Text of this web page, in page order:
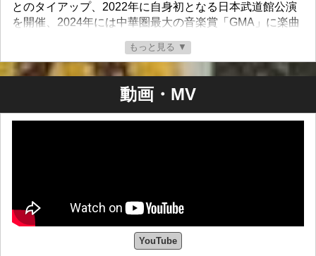
とのタイアップ、2022年に自身初となる日本武道館公演
を開催、2024年には中華圏最大の音楽賞「GMA」に楽曲
ガーとして音楽のみならず様々な分野でその活動を広げ
ている。
もっと見る ▼
動画・MV
YouTube